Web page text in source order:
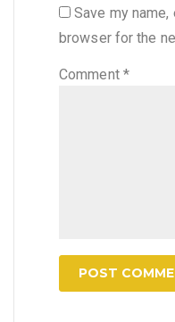
Save my
browser for the
Comment *